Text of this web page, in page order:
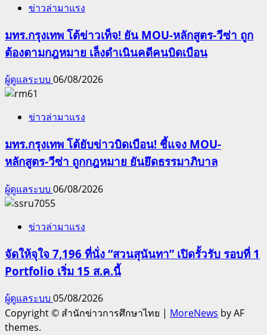
ข่าวล่ามาแรง
มทร.กรุงเทพ โต้ข่าวเท็จ! ยัน MOU-หลักสูตร-วีซ่า ถูก
ต้องตามกฎหมาย เล็งดำเนินคดีคนบิดเบือน
ผู้ดูแลระบบ 06/08/2026
ข่าวล่ามาแรง
มทร.กรุงเทพ โต้ยับข่าวบิดเบือน! ชี้แจง MOU-
หลักสูตร-วีซ่า ถูกกฎหมาย ยันยึดธรรมาภิบาล
ผู้ดูแลระบบ 06/08/2026
ข่าวล่ามาแรง
จัดให้จุใจ 7,196 ที่นั่ง “สวนสุนันทา” เปิดรั้วรับ รอบที่ 1
Portfolio เริ่ม 15 ส.ค.นี้
ผู้ดูแลระบบ 05/08/2026
Copyright © สำนักข่าวการศึกษาไทย | MoreNews by AF
themes.